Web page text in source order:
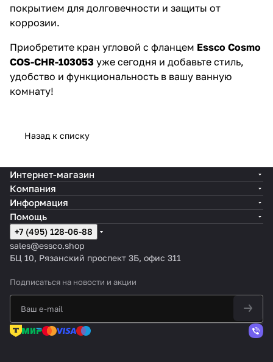
покрытием для долговечности и защиты от
коррозии.
Приобретите кран угловой с фланцем Essco Cosmo
COS-CHR-103053 уже сегодня и добавьте стиль,
удобство и функциональность в вашу ванную
комнату!
Назад к списку
Интернет-магазин
Компания
Информация
Помощь
+7 (495) 128-06-88
sales@essco.shop
БЦ 10, Рязанский проспект 3Б, офис 311
Подписаться на новости и акции